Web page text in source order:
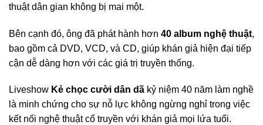
thuật dân gian không bị mai một.
Bên cạnh đó, ông đã phát hành hơn 40 album nghệ thuật,
bao gồm cả DVD, VCD, và CD, giúp khán giả hiện đại tiếp
cận dễ dàng hơn với các giá trị truyền thống.
Liveshow Kẻ chọc cười dân dã kỷ niệm 40 năm làm nghề
là minh chứng cho sự nỗ lực không ngừng nghỉ trong việc
kết nối nghệ thuật cổ truyền với khán giả mọi lứa tuổi.